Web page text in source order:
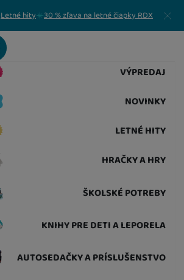
Letné hity 30 % zľava na letné čiapky RDX Zavrieť
VÝPREDAJ
NOVINKY
LETNÉ HITY
HRAČKY A HRY
ŠKOLSKÉ POTREBY
KNIHY PRE DETI A LEPORELA
AUTOSEDAČKY A PRÍSLUŠENSTVO